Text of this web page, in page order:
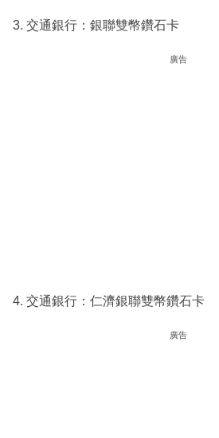
3. 交通銀行：銀聯雙幣鑽石卡
廣告
4. 交通銀行：仁濟銀聯雙幣鑽石卡
廣告